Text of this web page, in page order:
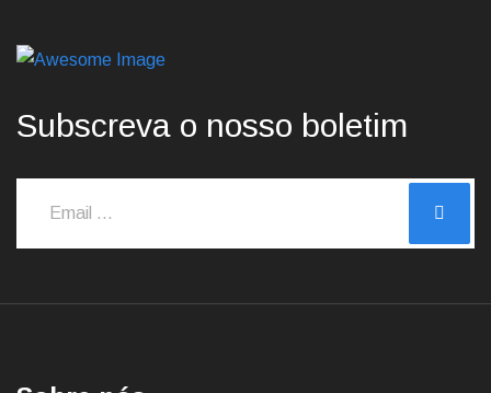
Subscreva o nosso boletim